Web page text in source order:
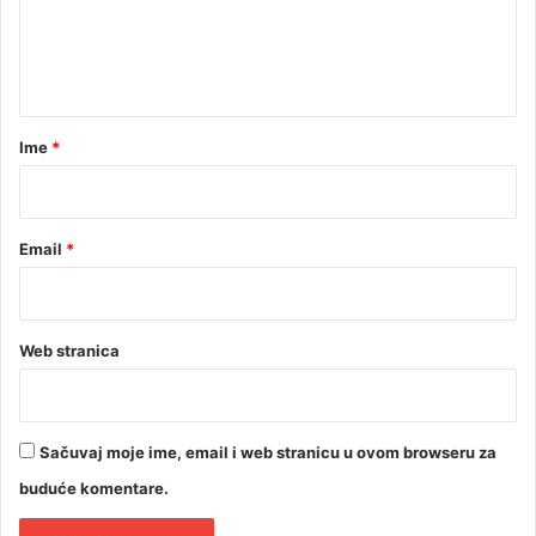
rIme *
Email *
Web stranica
Sačuvaj moje ime, email i web stranicu u ovom browseru za
buduće komentare.